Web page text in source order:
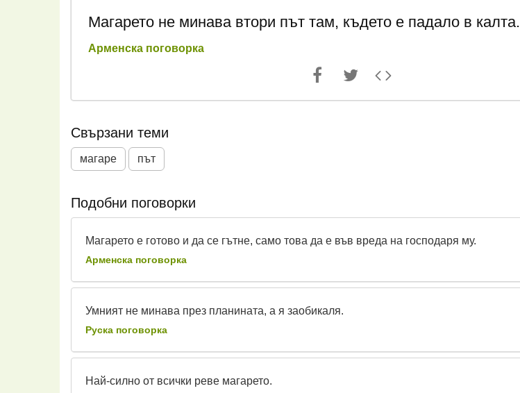
Магарето не минава втори път там, където е падало в калта.
Арменска поговорка
Свързани теми
магаре път
Подобни поговорки
Магарето е готово и да се гътне, само това да е във вреда на господаря му.
Арменска поговорка
Умният не минава през планината, а я заобикаля.
Руска поговорка
Най-силно от всички реве магарето.